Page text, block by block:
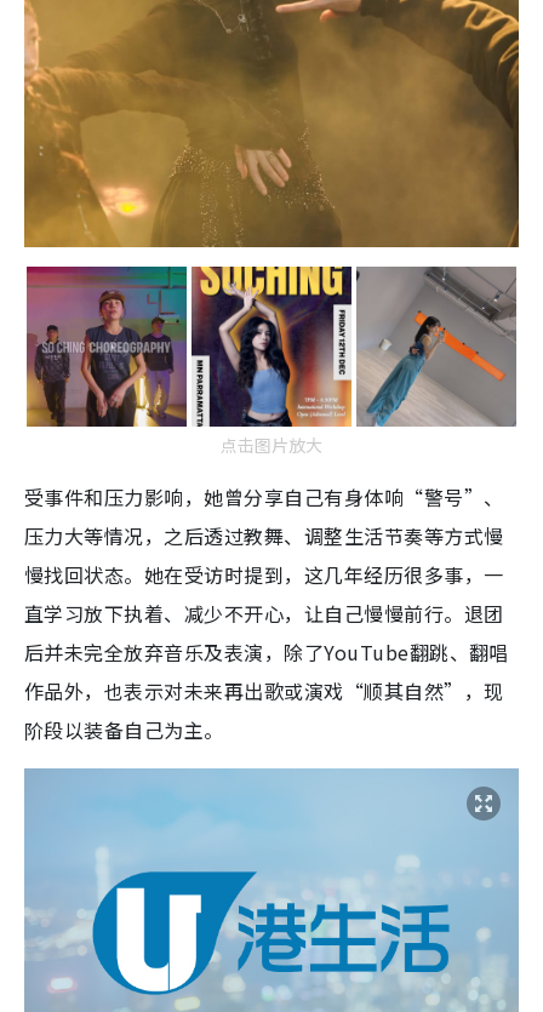
点击图片放大
受事件和压力影响，她曾分享自己有身体响“警号”、
压力大等情况，之后透过教舞、调整生活节奏等方式慢
慢找回状态。她在受访时提到，这几年经历很多事，一
直学习放下执着、减少不开心，让自己慢慢前行。退团
后并未完全放弃音乐及表演，除了YouTube翻跳、翻唱
作品外，也表示对未来再出歌或演戏“顺其自然”，现
阶段以装备自己为主。